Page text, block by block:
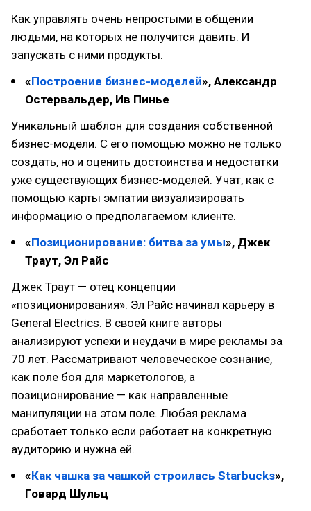
Как управлять очень непростыми в общении
людьми, на которых не получится давить. И
запускать с ними продукты.
«Построение бизнес-моделей», Александр
Остервальдер, Ив Пинье
Уникальный шаблон для создания собственной
бизнес-модели. С его помощью можно не только
создать, но и оценить достоинства и недостатки
уже существующих бизнес-моделей. Учат, как с
помощью карты эмпатии визуализировать
информацию о предполагаемом клиенте.
«Позиционирование: битва за умы», Джек
Траут, Эл Райс
Джек Траут — отец концепции
«позиционирования». Эл Райс начинал карьеру в
General Electrics. В своей книге авторы
анализируют успехи и неудачи в мире рекламы за
70 лет. Рассматривают человеческое сознание,
как поле боя для маркетологов, а
позиционирование — как направленные
манипуляции на этом поле. Любая реклама
сработает только если работает на конкретную
аудиторию и нужна ей.
«Как чашка за чашкой строилась Starbucks»,
Говард Шульц